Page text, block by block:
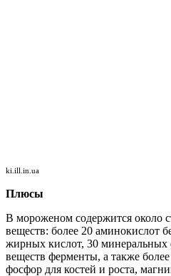
ki.ill.in.ua
Плюсы
В мороженом содержится около
веществ: более 20 аминокислот
жирных кислот, 30 минеральных
веществ ферменты, а также
фосфор для костей и роста,